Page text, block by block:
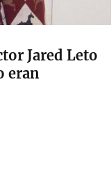
Jared Leto
eran